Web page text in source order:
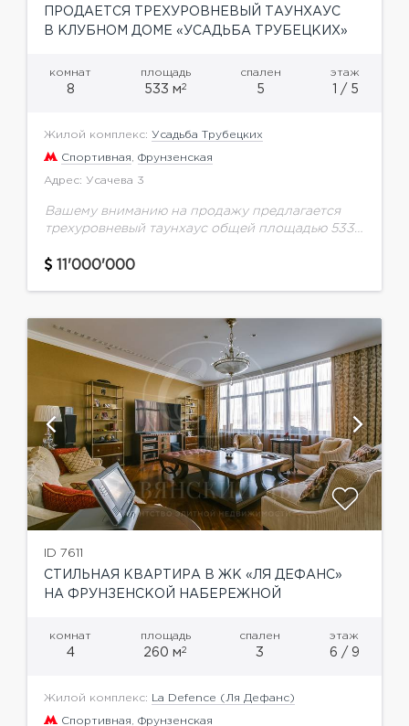
ПРОДАЕТСЯ ТРЕХУРОВНЕВЫЙ ТАУНХАУС
В КЛУБНОМ ДОМЕ «УСАДЬБА ТРУБЕЦКИХ»
комнат
8
площадь
533 м2
спален
5
этаж
1 / 5
Жилой комплекс: Усадьба Трубецких
Спортивная, Фрунзенская
Адрес: Усачева 3
Вашему вниманию на продажу предлагается
трехуровневый таунхаус общей площадью 533,2
Хамовниках. Функциональная планировка: 3
11'000'000
ID 7611
СТИЛЬНАЯ КВАРТИРА В ЖК «ЛЯ ДЕФАНС»
НА ФРУНЗЕНСКОЙ НАБЕРЕЖНОЙ
комнат
4
площадь
260 м2
спален
3
этаж
6 / 9
Жилой комплекс: La Defence (Ля Дефанс)
Спортивная, Фрунзенская